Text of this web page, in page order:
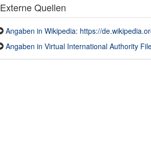
Externe Quellen
Angaben in Wikipedia: https://
Angaben in Virtual International Authority